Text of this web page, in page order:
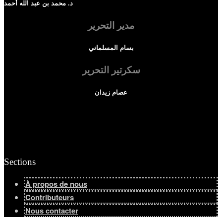
د. محمد بن عبد الله أحمد
مدير التحرير
بسام المسلماني
سكرتير التحرير
عصام زيدان
Sections
À propos de nous
Contributeurs
Nous contacter